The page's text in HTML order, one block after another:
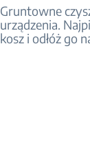
Gruntowne
urządzenia.
kosz i odłóż go